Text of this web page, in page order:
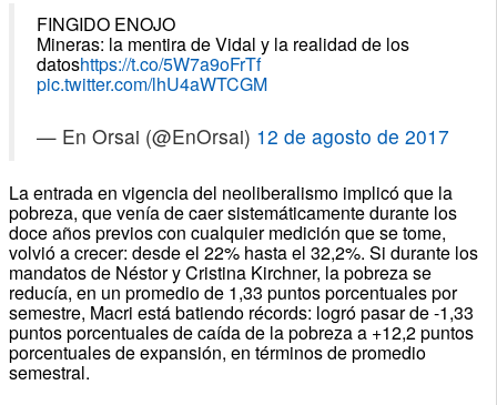
FINGIDO ENOJO
Mineras: la mentira de Vidal y la realidad de los
datoshttps://t.co/5W7a9oFrTf
pic.twitter.com/lhU4aWTCGM
— En Orsai (@EnOrsai) 12 de agosto de 2017
La entrada en vigencia del neoliberalismo implicó que la
pobreza, que venía de caer sistemáticamente durante los
doce años previos con cualquier medición que se tome,
volvió a crecer: desde el 22% hasta el 32,2%. Si durante los
mandatos de Néstor y Cristina Kirchner, la pobreza se
reducía, en un promedio de 1,33 puntos porcentuales por
semestre, Macri está batiendo récords: logró pasar de -1,33
puntos porcentuales de caída de la pobreza a +12,2 puntos
porcentuales de expansión, en términos de promedio
semestral.